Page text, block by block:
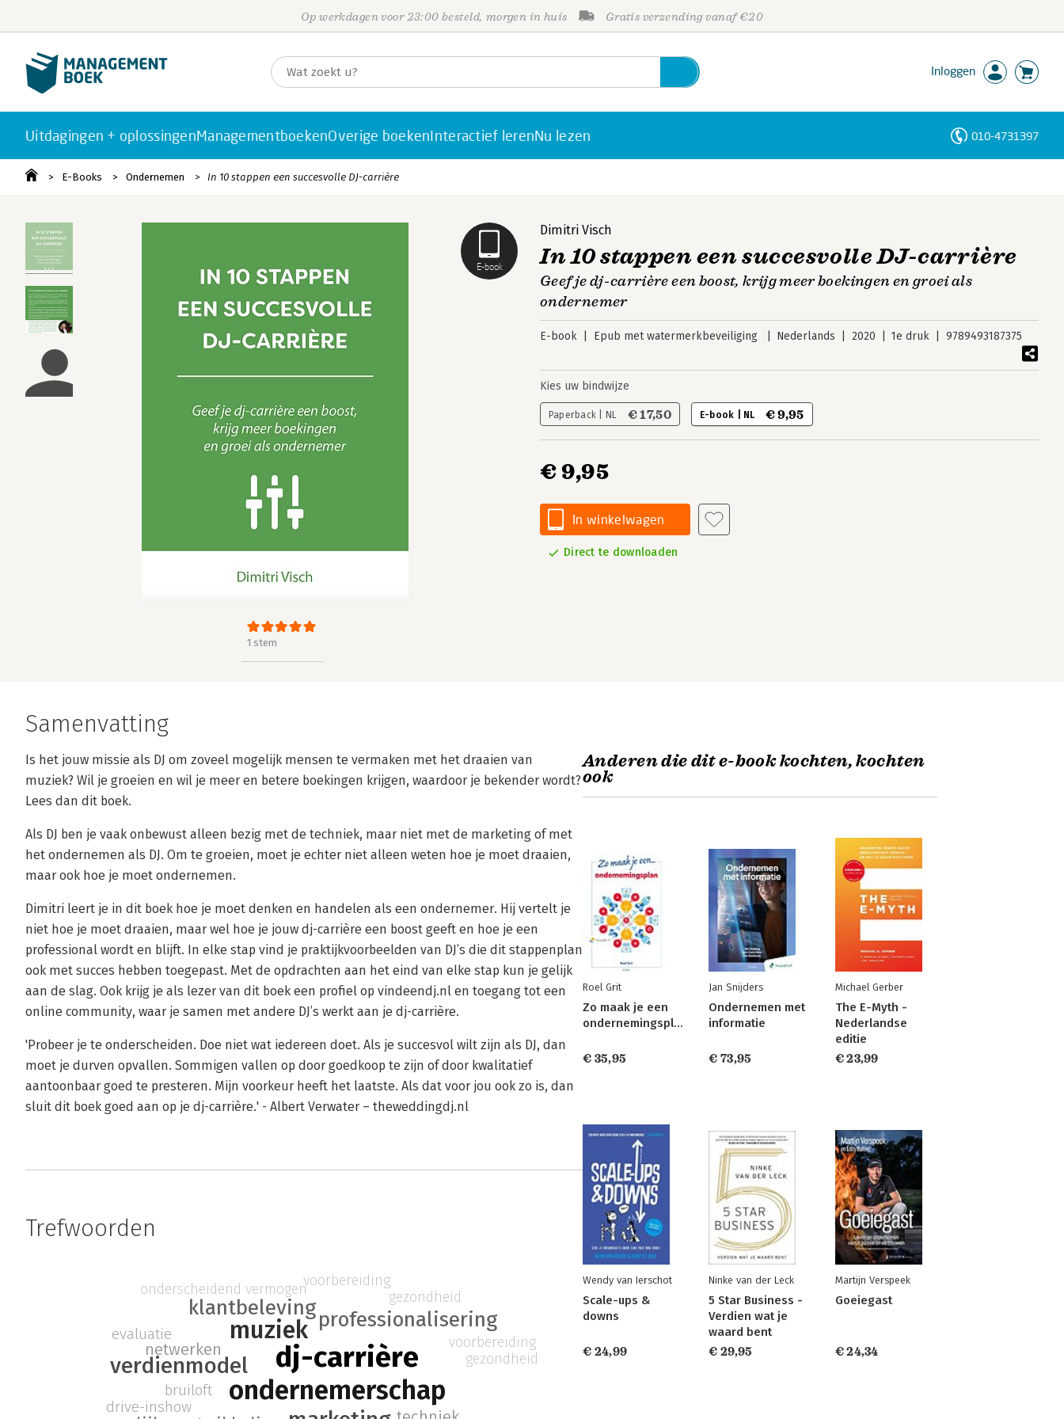
Op werkdagen voor 23:00 besteld, morgen in huis Gratis verzending vanaf €20
Inloggen
Uitdagingen + oplossingenManagementboekenOverige boekenInteractief lerenNu lezen 010-4731397
E-Books Ondernemen In 10 stappen een succesvolle DJ-carrière
E-book
1 stem
Dimitri Visch
In 10 stappen een succesvolle DJ-carrière
Geef je dj-carrière een boost, krijg meer boekingen en groei als
ondernemer
E-book Epub met watermerkbeveiliging Nederlands 2020 1e druk 9789493187375
Kies uw bindwijze
Paperback | NL € 17,50 E-book | NL € 9,95
€ 9,95
In winkelwagen
Direct te downloaden
Samenvatting
Is het jouw missie als DJ om zoveel mogelijk mensen te vermaken met het draaien van
muziek? Wil je groeien en wil je meer en betere boekingen krijgen, waardoor je bekender wordt?
Lees dan dit boek.
Als DJ ben je vaak onbewust alleen bezig met de techniek, maar niet met de marketing of met
het ondernemen als DJ. Om te groeien, moet je echter niet alleen weten hoe je moet draaien,
maar ook hoe je moet ondernemen.
Dimitri leert je in dit boek hoe je moet denken en handelen als een ondernemer. Hij vertelt je
niet hoe je moet draaien, maar wel hoe je jouw dj-carrière een boost geeft en hoe je een
professional wordt en blijft. In elke stap vind je praktijkvoorbeelden van DJ’s die dit stappenplan
ook met succes hebben toegepast. Met de opdrachten aan het eind van elke stap kun je gelijk
aan de slag. Ook krijg je als lezer van dit boek een profiel op vindeendj.nl en toegang tot een
online community, waar je samen met andere DJ’s werkt aan je dj-carrière.
'Probeer je te onderscheiden. Doe niet wat iedereen doet. Als je succesvol wilt zijn als DJ, dan
moet je durven opvallen. Sommigen vallen op door goedkoop te zijn of door kwalitatief
aantoonbaar goed te presteren. Mijn voorkeur heeft het laatste. Als dat voor jou ook zo is, dan
sluit dit boek goed aan op je dj-carrière.' - Albert Verwater – theweddingdj.nl
Trefwoorden
dj-carrière
ondernemerschap
muziek
verdienmodel
klantbelevingprofessionalisering
netwerken
drive-inshow
bruiloft
evaluatie
onderscheidend vermogen
voorbereiding
gezondheid
voorbereiding
gezondheid
Anderen die dit e-book kochten, kochten
ook
Roel Grit
Zo maak je een
ondernemingsplan
€ 35,95
Jan Snijders
Ondernemen met
informatie
€ 73,95
Michael Gerber
The E-Myth -
Nederlandse
editie
€ 23,99
Wendy van Ierschot
Scale-ups &
downs
€ 24,99
Ninke van der Leck
5 Star Business -
Verdien wat je
waard bent
€ 29,95
Martijn Verspeek
Goeiegast
€ 24,34
Personen